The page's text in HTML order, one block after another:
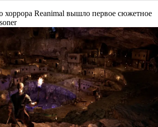
хоррора Reanimal вышло первое сюжетное